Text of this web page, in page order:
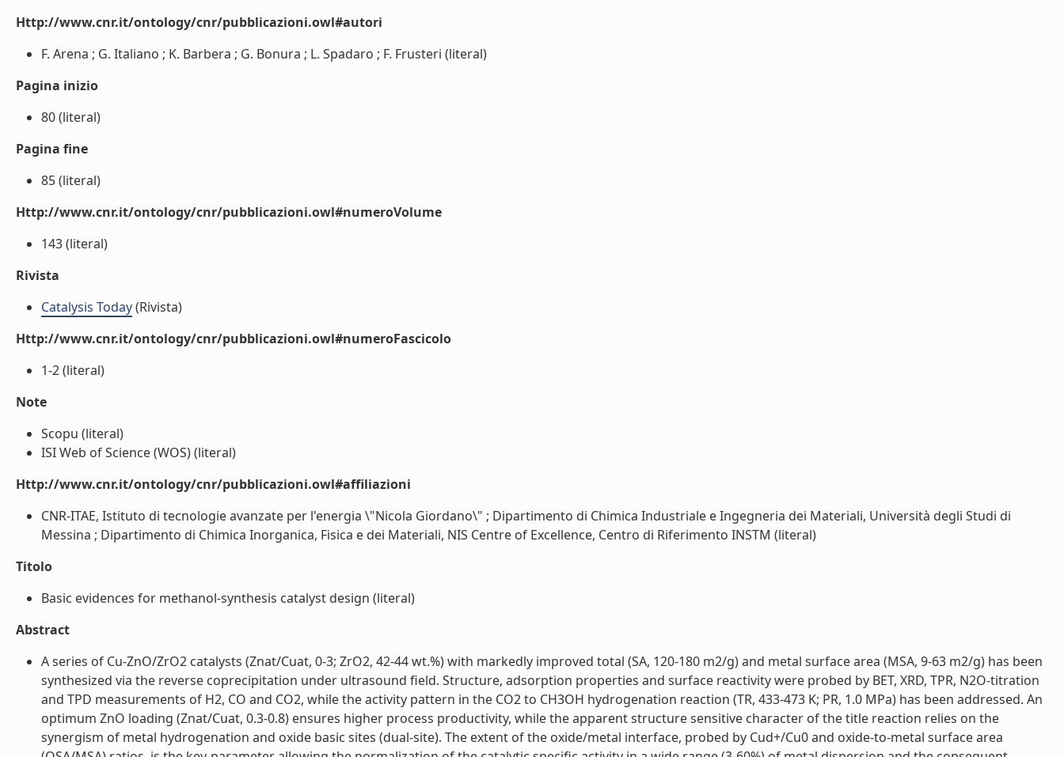
Http://www.cnr.it/ontology/cnr/pubblicazioni.owl#autori
F. Arena ; G. Italiano ; K. Barbera ; G. Bonura ; L. Spadaro ; F. Frusteri (literal)
Pagina inizio
80 (literal)
Pagina fine
85 (literal)
Http://www.cnr.it/ontology/cnr/pubblicazioni.owl#numeroVolume
143 (literal)
Rivista
Catalysis Today(Rivista)
Http://www.cnr.it/ontology/cnr/pubblicazioni.owl#numeroFascicolo
1-2 (literal)
Note
Scopu (literal)
ISI Web of Science (WOS) (literal)
Http://www.cnr.it/ontology/cnr/pubblicazioni.owl#affiliazioni
CNR-ITAE, Istituto di tecnologie avanzate per l'energia \"Nicola Giordano\" ; Dipartimento di Chimica Industriale e Ingegneria dei Materiali, Università degli Studi di
Messina ; Dipartimento di Chimica Inorganica, Fisica e dei Materiali, NIS Centre of Excellence, Centro di Riferimento INSTM (literal)
Titolo
Basic evidences for methanol-synthesis catalyst design (literal)
Abstract
A series of Cu-ZnO/ZrO2 catalysts (Znat/Cuat, 0-3; ZrO2, 42-44 wt.%) with markedly improved total (SA, 120-180 m2/g) and metal surface area (MSA, 9-63 m2/g) has been
synthesized via the reverse coprecipitation under ultrasound field. Structure, adsorption properties and surface reactivity were probed by BET, XRD, TPR, N2O-titration
and TPD measurements of H2, CO and CO2, while the activity pattern in the CO2 to CH3OH hydrogenation reaction (TR, 433-473 K; PR, 1.0 MPa) has been addressed. An
optimum ZnO loading (Znat/Cuat, 0.3-0.8) ensures higher process productivity, while the apparent structure sensitive character of the title reaction relies on the
synergism of metal hydrogenation and oxide basic sites (dual-site). The extent of the oxide/metal interface, probed by Cud+/Cu0 and oxide-to-metal surface area